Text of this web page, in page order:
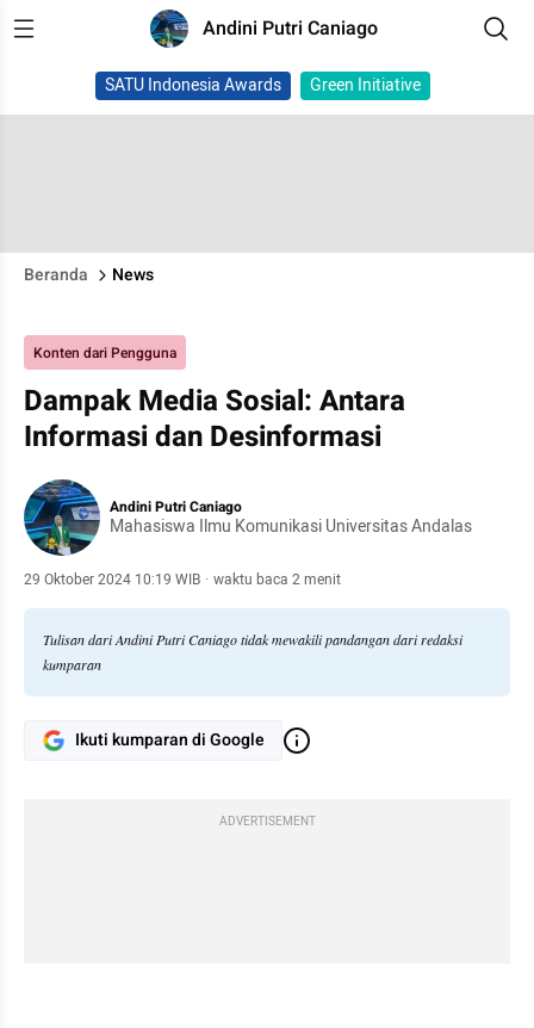
Andini Putri Caniago
SATU Indonesia Awards Green Initiative
Beranda News
Konten dari Pengguna
Dampak Media Sosial: Antara
Informasi dan Desinformasi
Andini Putri Caniago
Mahasiswa Ilmu Komunikasi Universitas Andalas
29 Oktober 2024 10:19 WIB · waktu baca 2 menit
Tulisan dari Andini Putri Caniago tidak mewakili pandangan dari redaksi
kumparan
Ikuti kumparan di Google
ADVERTISEMENT